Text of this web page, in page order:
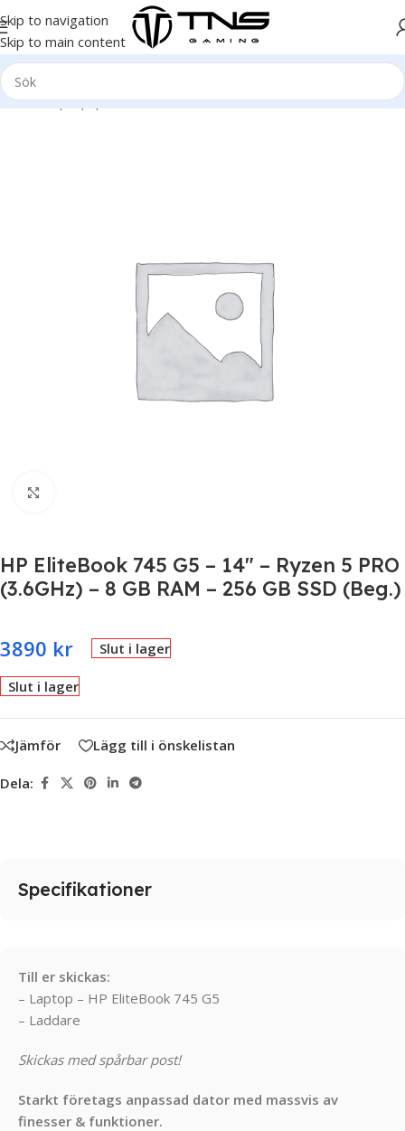
Skip to navigation
Skip to main content
Hem/Laptop | Bärbar dator
HP EliteBook 745 G5 – 14″ – Ryzen 5 PRO
(3.6GHz) – 8 GB RAM – 256 GB SSD (Beg.)
3890 kr Slut i lager
Slut i lager
Jämför Lägg till i önskelistan
Dela:
Till er skickas:
– Laptop – HP EliteBook 745 G5
– Laddare
Skickas med spårbar post!
Starkt företags anpassad dator med massvis av
finesser & funktioner.
Specifikationer